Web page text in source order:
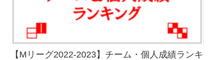
【Mリーグ2022-2023】チーム・個人成績ランキ